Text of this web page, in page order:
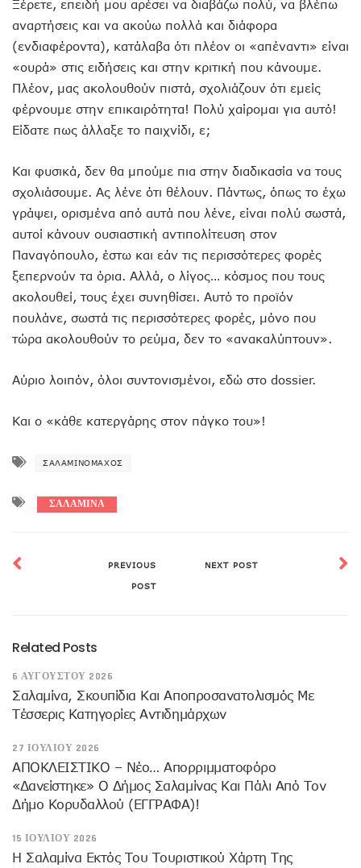
Ξέρετε, επειδή μου αρέσει να διαβάζω πολύ, να βλέπω
αναρτήσεις και να ακούω πολλά και διάφορα
(ενδιαφέροντα), κατάλαβα ότι πλέον οι «απέναντι» είναι
«ουρά» στις ειδήσεις και στην κριτική που κάνουμε.
Πλέον, μας ακολουθούν πιστά, σχολιάζουν ότι εμείς
φέρνουμε στην επικαιρότητα! Πολύ χαίρομαι για αυτό!
Είδατε πως άλλαξε το παιχνίδι, ε;
Και φυσικά, δεν θα μπούμε πια στην διαδικασία να τους
σχολιάσουμε. Ας λένε ότι θέλουν. Πάντως, όπως το έχω
γράψει, ορισμένα από αυτά που λένε, είναι πολύ σωστά,
αυτοί κάνουν ουσιαστική αντιπολίτευση στον
Παναγόπουλο, έστω και εάν τις περισσότερες φορές
ξεπερνούν τα όρια. Αλλά, ο λίγος… κόσμος που τους
ακολουθεί, τους έχει συνηθίσει. Αυτό το προϊόν
πουλάνε, σωστά τις περισσότερες φορές, μόνο που
τώρα ακολουθούν το ρεύμα, δεν το «ανακαλύπτουν».
Αύριο λοιπόν, όλοι συντονισμένοι, εδώ στο dossier.
Και ο «κάθε κατεργάρης στον πάγκο του»!
ΣΑΛΑΜΙΝΟΜΆΧΟΣ
ΣΑΛΑΜΙΝΑ
PREVIOUS
POST
NEXT POST
Related Posts
6 ΑΥΓΟΎΣΤΟΥ 2026
Σαλαμίνα, Σκουπίδια Και Αποπροσανατολισμός Με
Τέσσερις Κατηγορίες Αντιδημάρχων
27 ΙΟΥΛΊΟΥ 2026
ΑΠΟΚΛΕΙΣΤΙΚΟ – Νέο… Απορριμματοφόρο
«δανείστηκε» Ο Δήμος Σαλαμίνας Και Πάλι Από Τον
Δήμο Κορυδαλλού (ΕΓΓΡΑΦΑ)!
15 ΙΟΥΛΊΟΥ 2026
H Σαλαμίνα Εκτός Του Τουριστικού Χάρτη Της